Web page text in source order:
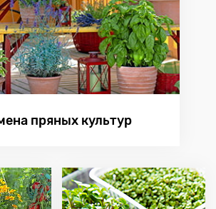
пряных культур